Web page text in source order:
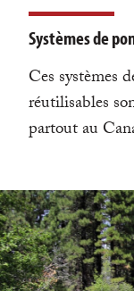
Systèmes de
Ces systèmes
réutilisables
partout au